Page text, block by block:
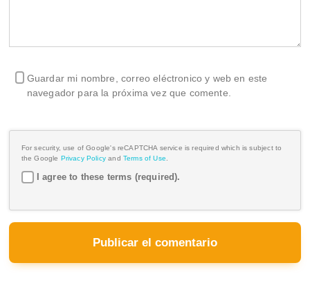
Guardar mi nombre, correo eléctronico y web en este
navegador para la próxima vez que comente.
For security, use of Google's reCAPTCHA service is required which is subject to
the Google Privacy Policy and Terms of Use
I agree to these terms (required).